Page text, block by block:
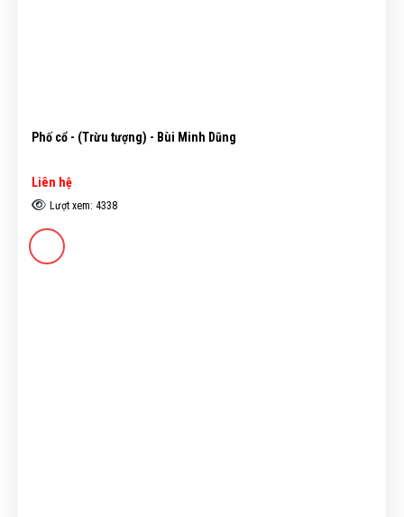
Phố cổ - (Trừu tượng) - Bùi Minh Dũng
Liên hệ
Lượt xem: 4338